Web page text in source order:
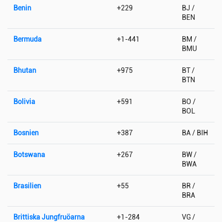
Benin +229
BJ /
BEN
Bermuda +1-441
BM /
BMU
Bhutan +975
BT /
BTN
Bolivia +591
BO /
BOL
Bosnien +387 BA / BIH
Botswana +267
BW /
BWA
Brasilien +55
BR /
BRA
Brittiska Jungfruöarna +1-284 VG /